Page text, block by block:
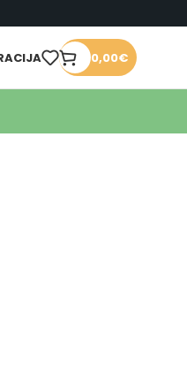
0,00€